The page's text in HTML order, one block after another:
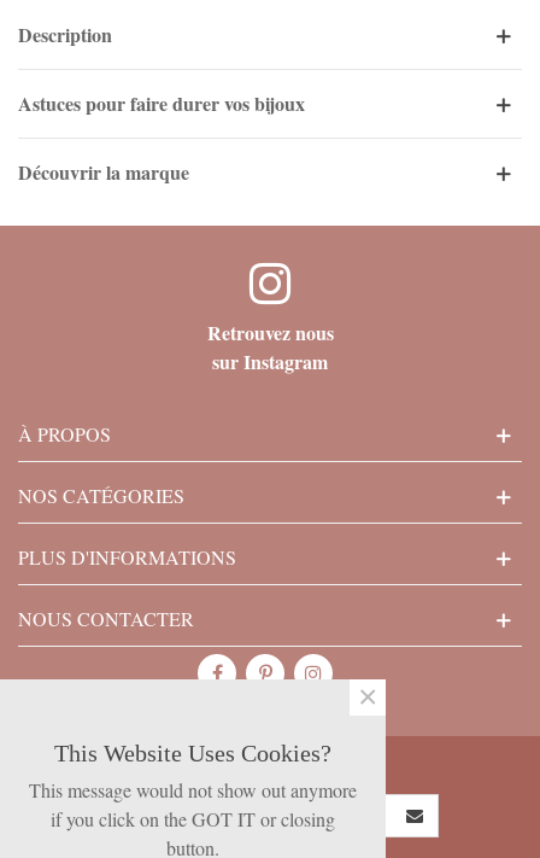
Description
Astuces pour faire durer vos bijoux
Découvrir la marque
Retrouvez nous
sur Instagram
À PROPOS
NOS CATÉGORIES
PLUS D'INFORMATIONS
NOUS CONTACTER
SUBSCRIBE NOW
This Website Uses Cookies?
This message would not show out anymore
if you click on the GOT IT or closing
button.
×